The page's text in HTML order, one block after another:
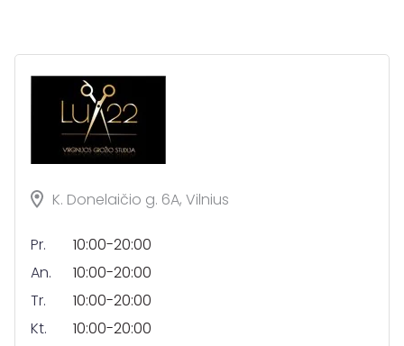
K. Donelaičio g. 6A, Vilnius
Pr.
10:00-20:00
An.
10:00-20:00
Tr.
10:00-20:00
Kt.
10:00-20:00